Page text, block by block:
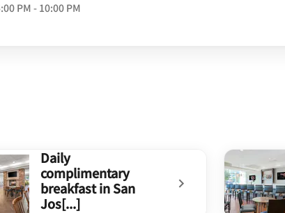
PM - 10:00 PM
Daily
complimentary
breakfast in San
Jos[...]